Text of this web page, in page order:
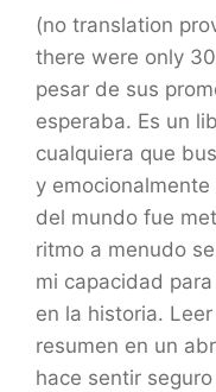
(no translation
there were only
pesar de sus
esperaba. Es un
cualquiera que
y
del mundo fue
ritmo a menudo
mi capacidad
en la historia.
resumen en un
hace sentir